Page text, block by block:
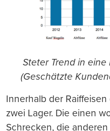
Steter Trend in
(Geschätzte
Innerhalb der
zwei Lager. Die einen
Schrecken, die